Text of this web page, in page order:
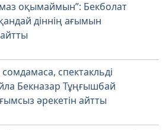
оқымаймын”: Бекболат
діннің ағымын
спектакльді
Бекназар Тұңғышбай
әрекетін айтты